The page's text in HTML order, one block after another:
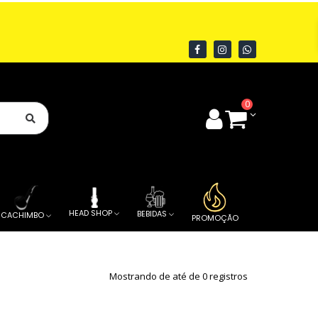
0
CACHIMBO HEAD SHOP BEBIDAS PROMOÇÃO
Mostrando de até de 0 registros